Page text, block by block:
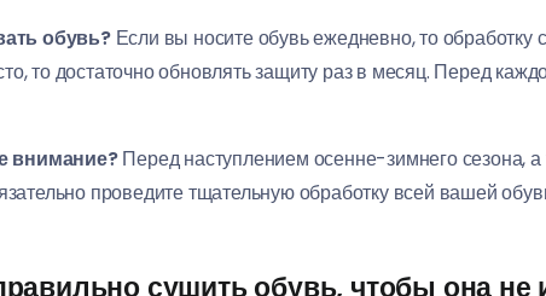
обувь?Если вы носите обувь ежедневно, то обработку
то достаточно обновлять защиту раз в месяц. Перед
внимание?Перед наступлением осенне-зимнего сезона,
проведите тщательную обработку всей вашей
сушить обувь, чтобы она не